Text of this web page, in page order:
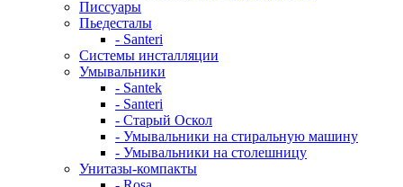
Писсуары
Пьедесталы
- Santeri
Системы инсталляции
Умывальники
- Santek
- Santeri
- Старый Оскол
- Умывальники на стиральную машину
- Умывальники на столешницу
Унитазы-компакты